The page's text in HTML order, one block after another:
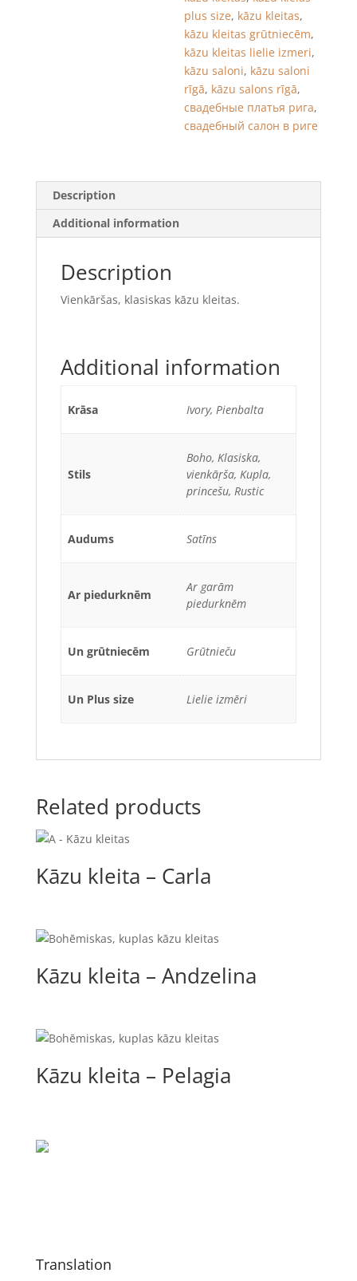
plus size, kāzu kleitas,
kāzu kleitas grūtniecēm,
kāzu kleitas lielie izmeri,
kāzu saloni, kāzu saloni
rīgā, kāzu salons rīgā,
свадебные платья рига,
свадебный салон в риге
Description
Additional information
Description
Vienkāršas, klasiskas kāzu kleitas.
Additional information
Krāsa Ivory, Pienbalta
Stils
Boho, Klasiska,
vienkāŗša, Kupla,
princešu, Rustic
Audums Satīns
Ar piedurknēm
Ar garām
piedurknēm
Un grūtniecēm Grūtnieču
Un Plus size Lielie izmēri
Related products
Kāzu kleita – Carla
Kāzu kleita – Andzelina
Kāzu kleita – Pelagia
Translation